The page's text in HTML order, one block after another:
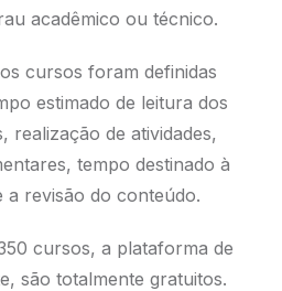
acadêmico ou técnico.
cursos foram definidas
estimado de leitura dos
realização de atividades,
tempo destinado à
a revisão do conteúdo.
cursos, a plataforma de
são totalmente gratuitos.